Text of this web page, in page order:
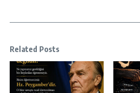
Related Posts